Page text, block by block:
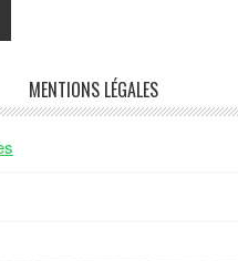
MENTIONS LÉGALES